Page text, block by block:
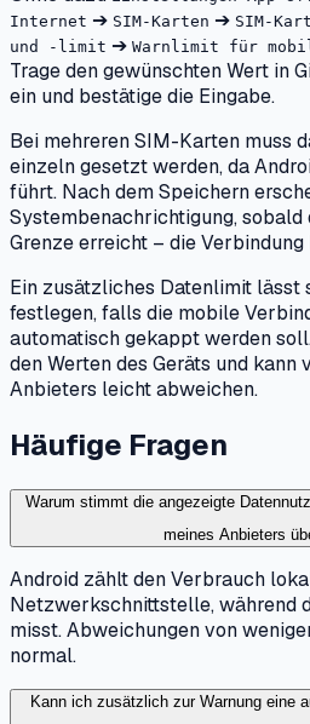
Internet ➔ SIM-Karten ➔ SIM-
und -limit ➔ Warnlimit für
Trage den gewünschten Wert in
ein und bestätige die Eingabe.
Bei mehreren SIM-Karten muss
einzeln gesetzt werden, da
führt. Nach dem Speichern
Systembenachrichtigung,
Grenze erreicht – die
Ein zusätzliches Datenlimit lässt
festlegen, falls die mobile
automatisch gekappt werden
den Werten des Geräts und kann
Anbieters leicht abweichen.
Häufige Fragen
Warum stimmt die angezeigte
meines Anbieters
Android zählt den Verbrauch
Netzwerkschnittstelle, während
misst. Abweichungen von
normal.
Kann ich zusätzlich zur Warnung eine